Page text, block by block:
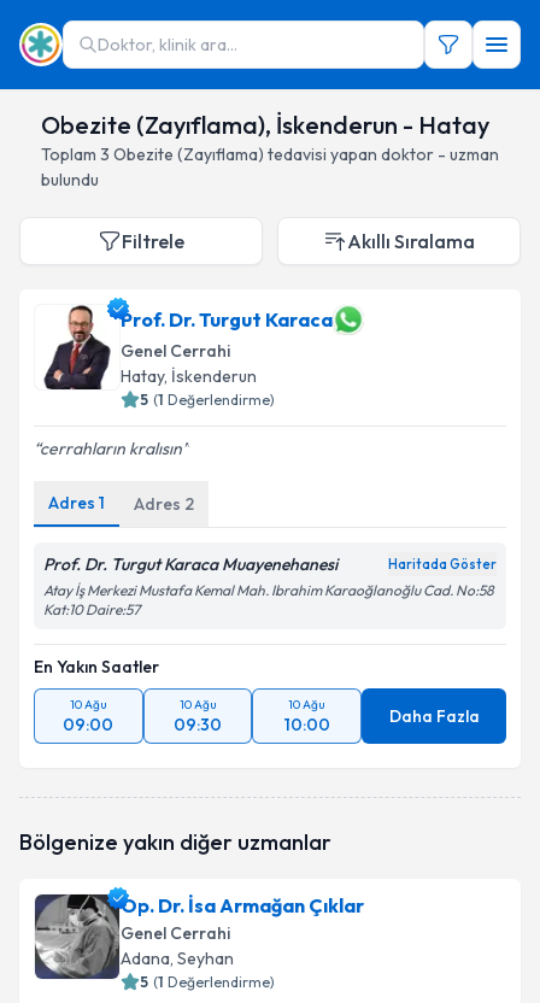
Doktor, klinik ara...
Obezite (Zayıflama), İskenderun - Hatay
Toplam 3 Obezite (Zayıflama) tedavisi yapan doktor - uzman
bulundu
Filtrele Akıllı Sıralama
Prof. Dr. Turgut Karaca
Genel Cerrahi
Hatay, İskenderun
5 (1 Değerlendirme)
cerrahların kralısın
Adres 1 Adres 2
Prof. Dr. Turgut Karaca Muayenehanesi Haritada Göster
Atay İş Merkezi Mustafa Kemal Mah. Ibrahim Karaoğlanoğlu Cad. No:58
Kat:10 Daire:57
En Yakın Saatler
10 Ağu
09:00
10 Ağu
09:30
10 Ağu
10:00 Daha Fazla
Bölgenize yakın diğer uzmanlar
Op. Dr. İsa Armağan Çıklar
Genel Cerrahi
Adana, Seyhan
5 (1 Değerlendirme)